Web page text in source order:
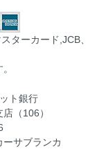
ターカード,JCB
ト銀行
（106）
サブランカ